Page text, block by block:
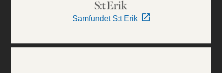
Samfundet S:t Erik